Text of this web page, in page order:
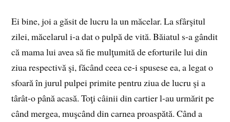
Ei bine, joi a găsit de lucru la un măcelar. La sfârşitul
zilei, măcelarul i-a dat o pulpă de vită. Băiatul s-a gândit
că mama lui avea să fie mulţumită de eforturile lui din
ziua respectivă şi, făcând ceea ce-i spusese ea, a legat o
sfoară în jurul pulpei primite pentru ziua de lucru şi a
târât-o până acasă. Toţi câinii din cartier l-au urmărit pe
când mergea, muşcând din carnea proaspătă. Când a